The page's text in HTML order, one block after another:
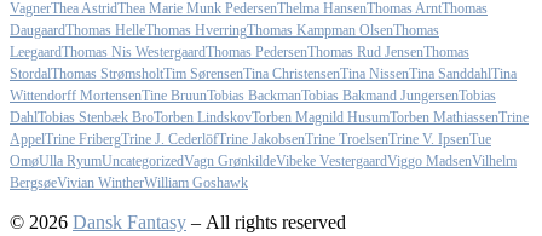
VagnerThea AstridThea Marie Munk PedersenThelma HansenThomas ArntThomas
DaugaardThomas HelleThomas HverringThomas Kampman OlsenThomas
LeegaardThomas Nis WestergaardThomas PedersenThomas Rud JensenThomas
StordalThomas StrømsholtTim SørensenTina ChristensenTina NissenTina SanddahlTina
Wittendorff MortensenTine BruunTobias BackmanTobias Bakmand JungersenTobias
DahlTobias Stenbæk BroTorben LindskovTorben Magnild HusumTorben MathiassenTrine
AppelTrine FribergTrine J. CederlöfTrine JakobsenTrine TroelsenTrine V. IpsenTue
OmøUlla RyumUncategorizedVagn GrønkildeVibeke VestergaardViggo MadsenVilhelm
BergsøeVivian WintherWilliam Goshawk
© 2026 Dansk Fantasy – All rights reserved